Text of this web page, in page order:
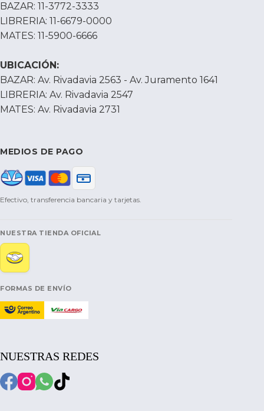
BAZAR: 11-3772-3333
LIBRERIA: 11-6679-0000
MATES: 11-5900-6666
UBICACIÓN:
BAZAR: Av. Rivadavia 2563 - Av. Juramento 1641
LIBRERIA: Av. Rivadavia 2547
MATES: Av. Rivadavia 2731
MEDIOS DE PAGO
Efectivo, transferencia bancaria y tarjetas.
NUESTRA TIENDA OFICIAL
FORMAS DE ENVÍO
NUESTRAS REDES